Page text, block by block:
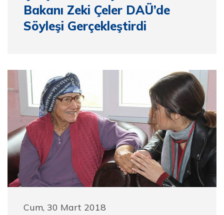
Bakanı Zeki Çeler DAÜ’de
Söyleşi Gerçekleştirdi
Cum, 30 Mart 2018